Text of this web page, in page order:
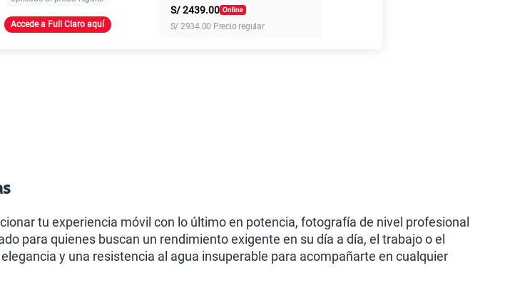
155 GB
Accede a Full Claro aquí
S/2439.00
S/ 2934.00 Precio regular
tu experiencia móvil con lo último en potencia, fotografía de nivel profesional
para quienes buscan un rendimiento exigente en su día a día, el trabajo o el
y una resistencia al agua insuperable para acompañarte en cualquier